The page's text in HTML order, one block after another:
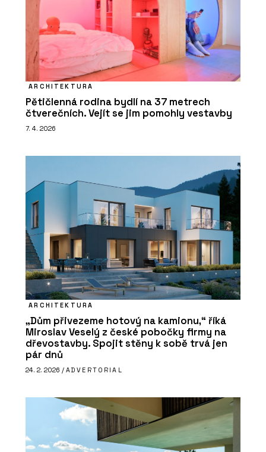
ARCHITEKTURA
Pětičlenná rodina bydlí na 37 metrech
čtverečních. Vejít se jim pomohly vestavby
7. 4. 2026
ARCHITEKTURA
„Dům přivezeme hotový na kamionu,“ říká
Miroslav Veselý z české pobočky firmy na
dřevostavby. Spojit stěny k sobě trvá jen
pár dnů
24. 2. 2026 / ADVERTORIAL